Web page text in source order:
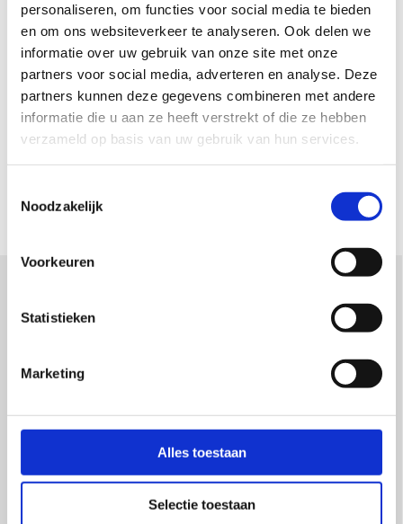
personaliseren, om functies voor social media te bieden
en om ons websiteverkeer te analyseren. Ook delen we
informatie over uw gebruik van onze site met onze
partners voor social media, adverteren en analyse. Deze
partners kunnen deze gegevens combineren met andere
informatie die u aan ze heeft verstrekt of die ze hebben
verzameld op basis van uw gebruik van hun services.
Noodzakelijk
Voorkeuren
Statistieken
Marketing
Alles toestaan
Selectie toestaan
Verder zal er aandacht zijn voor het
lezen van tekeningen en het instellen
van de MIG/MAG-apparatuur en de
bijbehorende gassen en
elektrodedraad. Kwaliteit en veiligheid
zullen een rode draad vormen tijdens
MIG 3 aluminium € 3.970,- (excl. btw) Incl. examen en
MAG 3 staal € 2.975,- (excl. btw) Incl. examen en
MAG 3 rvs € 4.050,- (excl. btw) Incl. examen en